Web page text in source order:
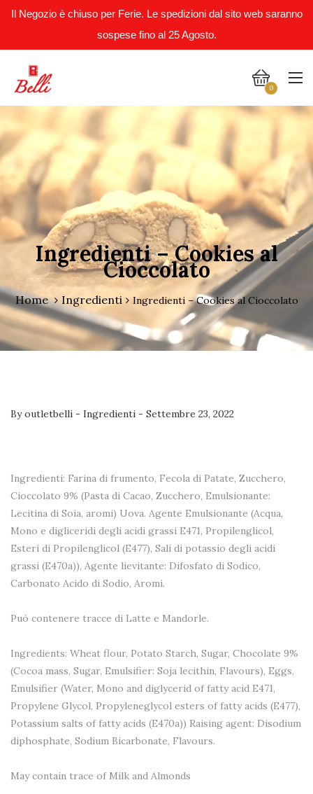
Il Negozio è chiuso per Ferie. Le spedizioni dal sito web saranno
sospese fino al 25 Agosto.
0
Ingredienti – Cookies al
Cioccolato
Home Ingredienti Ingredienti – Cookies al Cioccolato
Byoutletbelli - Ingredienti - Settembre 23, 2022
Ingredienti: Farina di frumento, Fecola di Patate, Zucchero,
Cioccolato 9% (Pasta di Cacao, Zucchero, Emulsionante:
Lecitina di Soia, aromi) Uova. Agente Emulsionante (Acqua,
Mono e digliceridi degli acidi grassi E471, Propilenglicol,
Esteri di Propilenglicol (E477), Sali di potassio degli acidi
grassi (E470a)), Agente lievitante: Difosfato di Sodico,
Carbonato Acido di Sodio, Aromi.
Può contenere tracce di Latte e Mandorle.
Ingredients: Wheat flour, Potato Starch, Sugar, Chocolate 9%
(Cocoa mass, Sugar, Emulsifier: Soja lecithin, Flavours), Eggs,
Emulsifier (Water, Mono and diglycerid of fatty acid E471,
Propylene Glycol, Propyleneglycol esters of fatty acids (E477),
Potassium salts of fatty acids (E470a)) Raising agent: Disodium
diphosphate, Sodium Bicarbonate, Flavours.
May contain trace of Milk and Almonds